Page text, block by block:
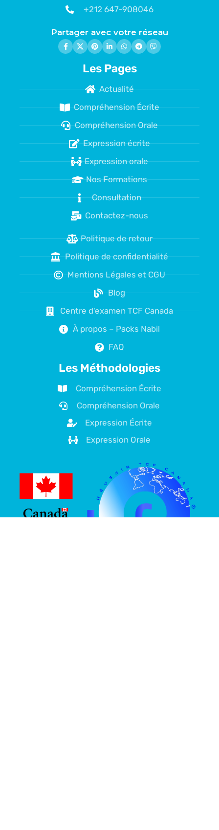
+212 647-908046
Partager avec votre réseau
Les Pages
Actualité
Compréhension Écrite
Compréhension Orale
Expression écrite
Expression orale
Nos Formations
Consultation
Contactez-nous
Politique de retour
Politique de confidentialité
Mentions Légales et CGU
Blog
Centre d'examen TCF Canada
À propos – Packs Nabil
FAQ
Les Méthodologies
Compréhension Écrite
Compréhension Orale
Expression Écrite
Expression Orale